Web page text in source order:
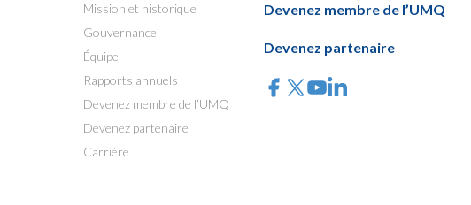
Mission et historique
Gouvernance
Équipe
Rapports annuels
Devenez membre de l’UMQ
Devenez partenaire
Carrière
Devenez membre de l’UMQ
Devenez partenaire